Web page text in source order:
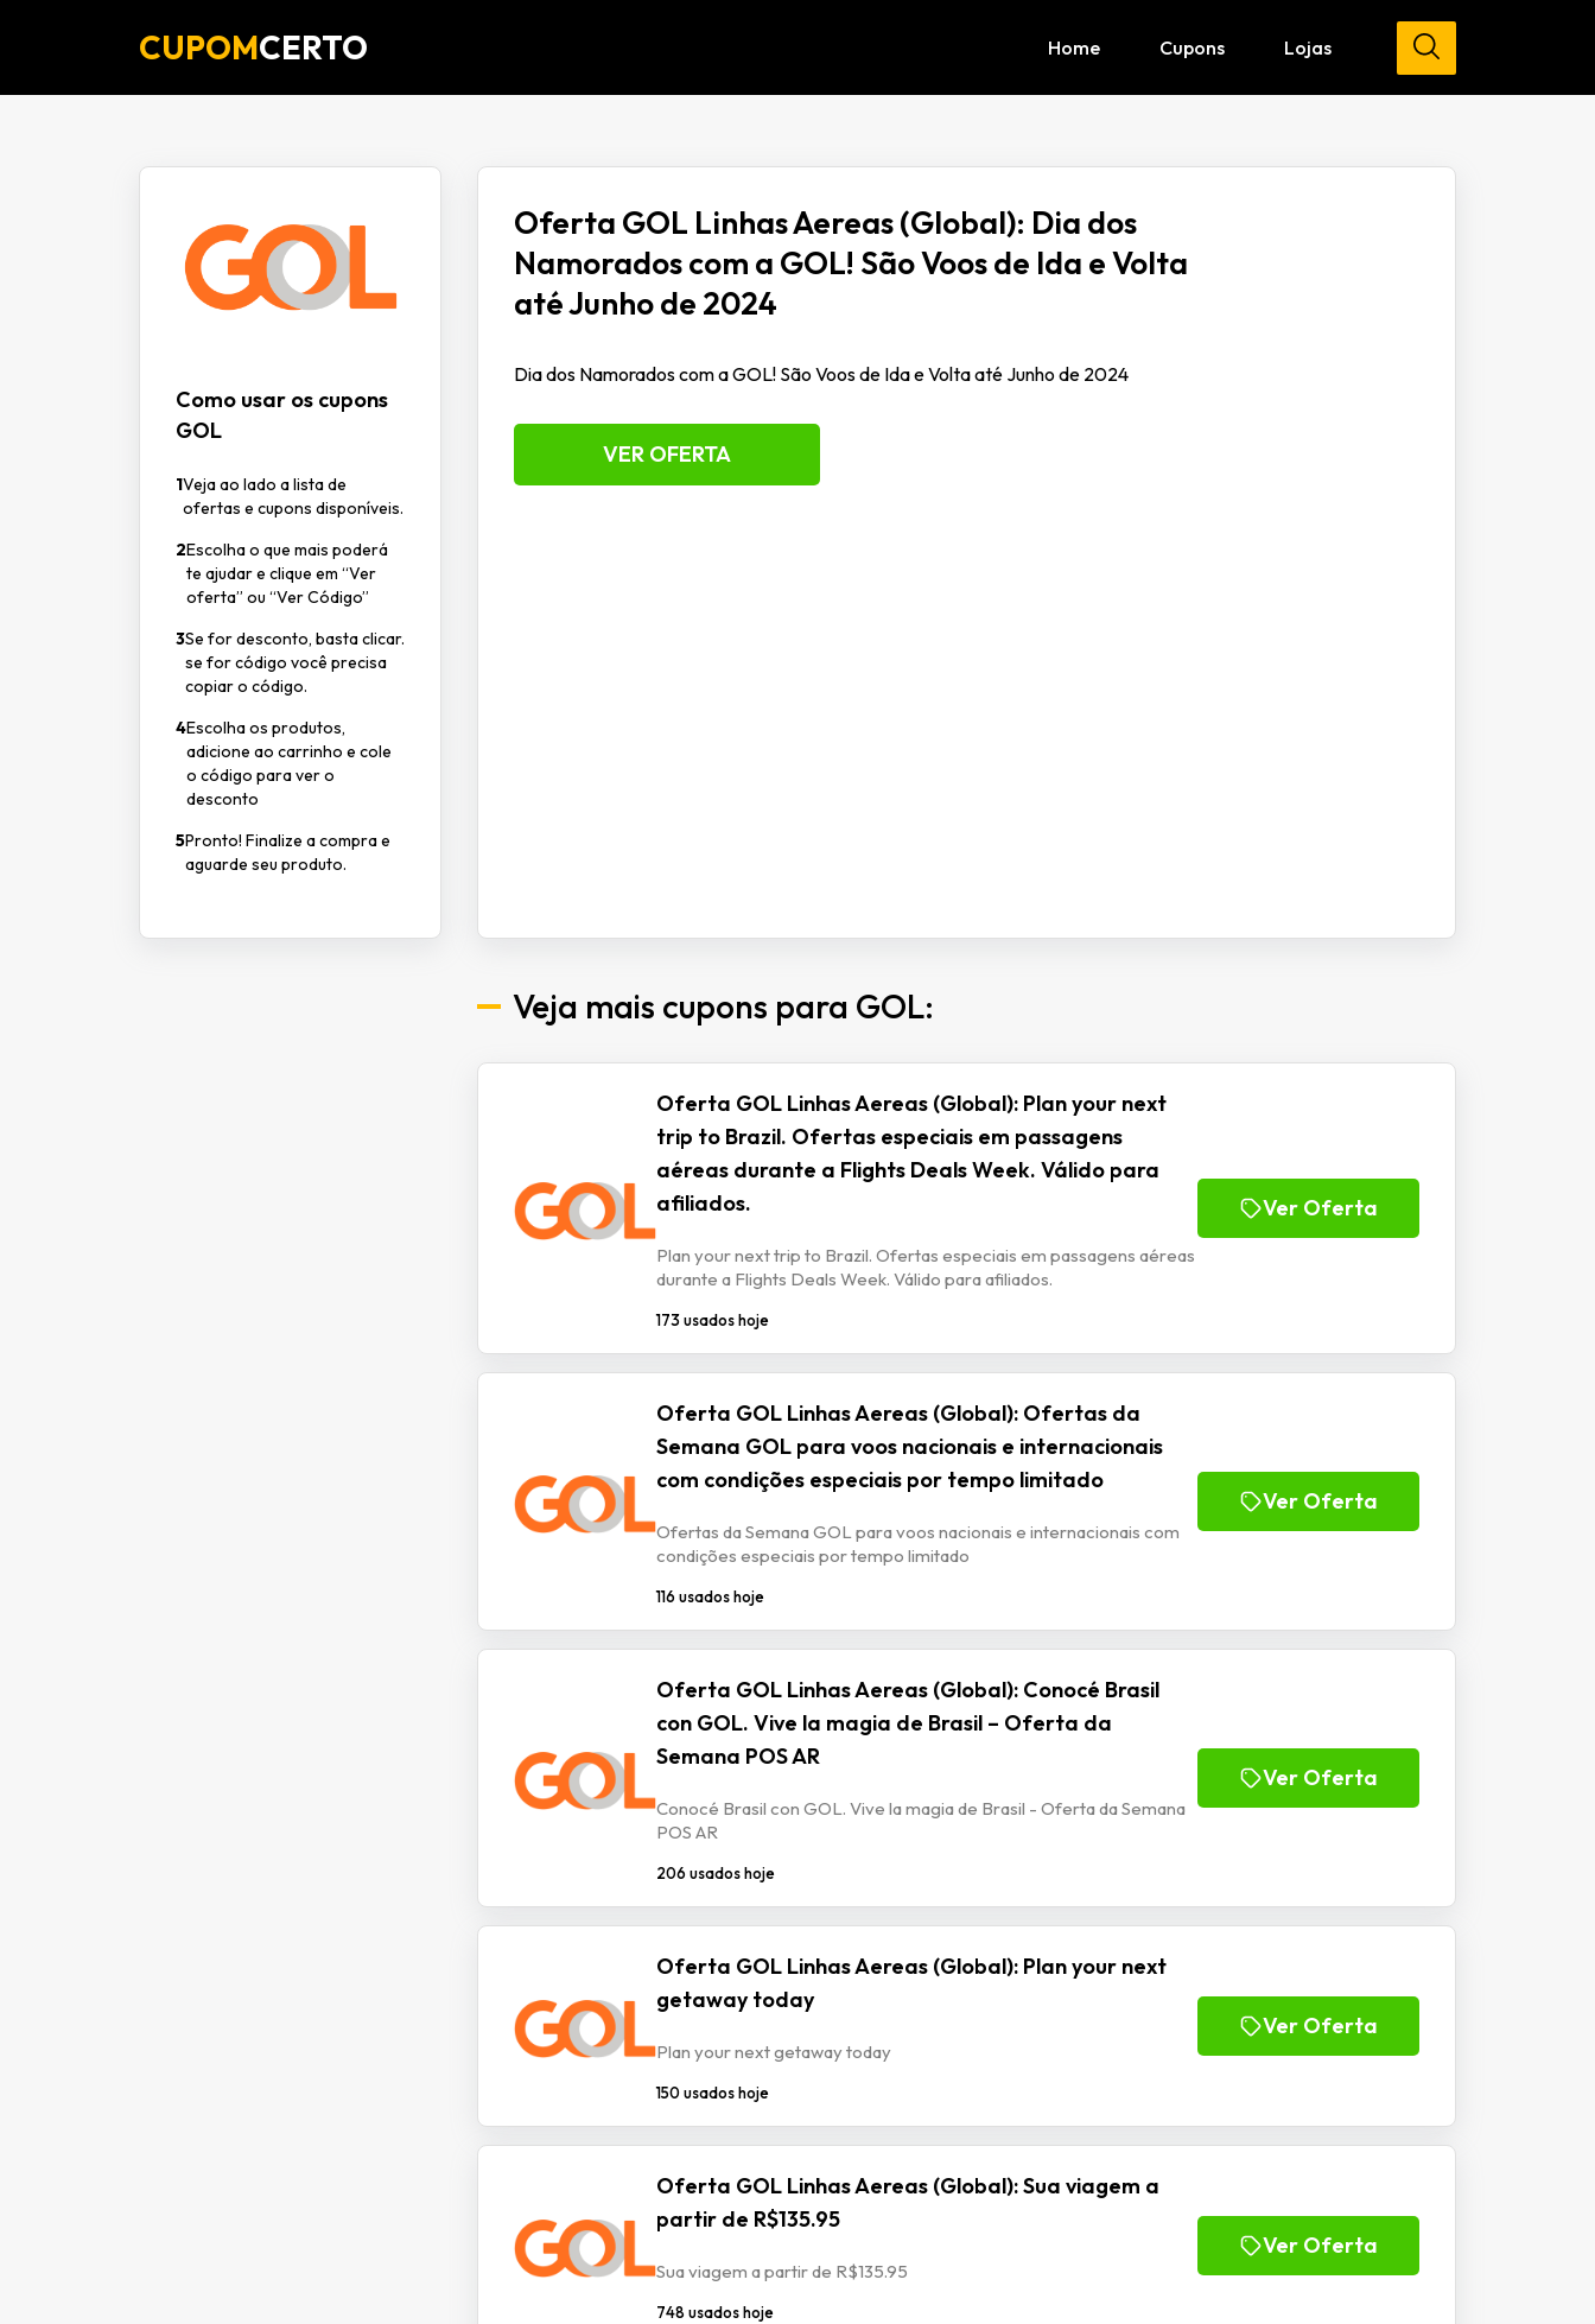
CUPOMCERTO Home Cupons Lojas
Como usar os cupons
GOL
1Veja ao lado a lista de
ofertas e cupons disponíveis.
2Escolha o que mais poderá
te ajudar e clique em “Ver
oferta” ou “Ver Código”
3Se for desconto, basta clicar.
se for código você precisa
copiar o código.
4Escolha os produtos,
adicione ao carrinho e cole
o código para ver o
desconto
5Pronto! Finalize a compra e
aguarde seu produto.
Oferta GOL Linhas Aereas (Global): Dia dos
Namorados com a GOL! São Voos de Ida e Volta
até Junho de 2024
Dia dos Namorados com a GOL! São Voos de Ida e Volta até Junho de 2024
VER OFERTA
Veja mais cupons para GOL:
Oferta GOL Linhas Aereas (Global): Plan your next
trip to Brazil. Ofertas especiais em passagens
aéreas durante a Flights Deals Week. Válido para
afiliados.
Plan your next trip to Brazil. Ofertas especiais em passagens aéreas
durante a Flights Deals Week. Válido para afiliados.
173 usados hoje
Ver Oferta
Oferta GOL Linhas Aereas (Global): Ofertas da
Semana GOL para voos nacionais e internacionais
com condições especiais por tempo limitado
Ofertas da Semana GOL para voos nacionais e internacionais com
condições especiais por tempo limitado
116 usados hoje
Ver Oferta
Oferta GOL Linhas Aereas (Global): Conocé Brasil
con GOL. Vive la magia de Brasil – Oferta da
Semana POS AR
Conocé Brasil con GOL. Vive la magia de Brasil - Oferta da Semana
POS AR
206 usados hoje
Ver Oferta
Oferta GOL Linhas Aereas (Global): Plan your next
getaway today
Plan your next getaway today
150 usados hoje
Ver Oferta
Oferta GOL Linhas Aereas (Global): Sua viagem a
partir de R$135.95
Sua viagem a partir de R$135.95
748 usados hoje
Ver Oferta